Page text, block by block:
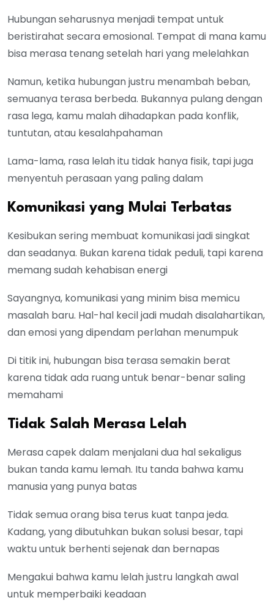
Hubungan seharusnya menjadi tempat untuk
beristirahat secara emosional. Tempat di mana kamu
bisa merasa tenang setelah hari yang melelahkan
Namun, ketika hubungan justru menambah beban,
semuanya terasa berbeda. Bukannya pulang dengan
rasa lega, kamu malah dihadapkan pada konflik,
tuntutan, atau kesalahpahaman
Lama-lama, rasa lelah itu tidak hanya fisik, tapi juga
menyentuh perasaan yang paling dalam
Komunikasi yang Mulai Terbatas
Kesibukan sering membuat komunikasi jadi singkat
dan seadanya. Bukan karena tidak peduli, tapi karena
memang sudah kehabisan energi
Sayangnya, komunikasi yang minim bisa memicu
masalah baru. Hal-hal kecil jadi mudah disalahartikan,
dan emosi yang dipendam perlahan menumpuk
Di titik ini, hubungan bisa terasa semakin berat
karena tidak ada ruang untuk benar-benar saling
memahami
Tidak Salah Merasa Lelah
Merasa capek dalam menjalani dua hal sekaligus
bukan tanda kamu lemah. Itu tanda bahwa kamu
manusia yang punya batas
Tidak semua orang bisa terus kuat tanpa jeda.
Kadang, yang dibutuhkan bukan solusi besar, tapi
waktu untuk berhenti sejenak dan bernapas
Mengakui bahwa kamu lelah justru langkah awal
untuk memperbaiki keadaan